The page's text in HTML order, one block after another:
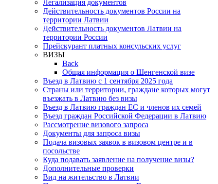
Легализация документов
Действительность документов России на
территории Латвии
Действительность документов Латвии на
территории России
Прейскурант платных консульских услуг
ВИЗЫ
Back
Общая информация о Шенгенской визе
Въезд в Латвию с 1 сентября 2025 года
Страны или территории, граждане которых могут
въезжать в Латвию без визы
Въезд в Латвию граждан ЕС и членов их семей
Въезд граждан Российской Федерации в Латвию
Рассмотрение визового запроса
Документы для запроса визы
Подача визовых заявок в визовом центре и в
посольстве
Куда подавать заявление на получение визы?
Дополнительные проверки
Вид на жительство в Латвии